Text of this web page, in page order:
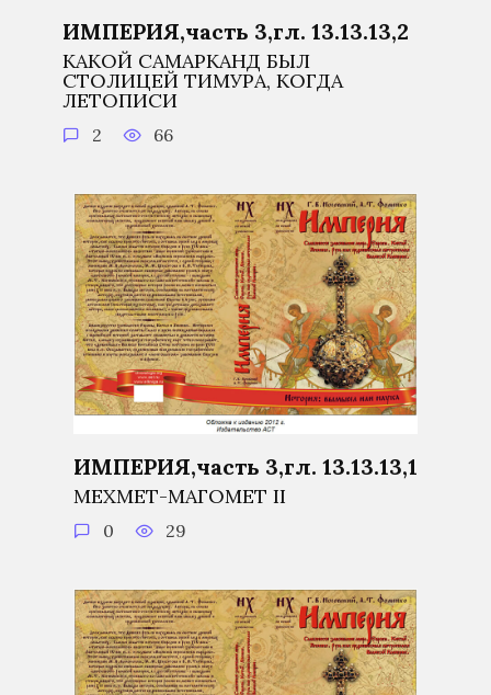
ИМПЕРИЯ,часть 3,гл. 13.13.13,2
КАКОЙ САМАРКАНД БЫЛ
СТОЛИЦЕЙ ТИМУРА, КОГДА
ЛЕТОПИСИ
2 66
ИМПЕРИЯ,часть 3,гл. 13.13.13,1
МЕХМЕТ-МАГОМЕТ II
0 29